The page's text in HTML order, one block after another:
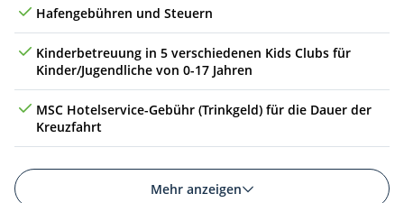
Hafengebühren und Steuern
Kinderbetreuung in 5 verschiedenen Kids Clubs für
Kinder/Jugendliche von 0-17 Jahren
MSC Hotelservice-Gebühr (Trinkgeld) für die Dauer der
Kreuzfahrt
Mehr anzeigen